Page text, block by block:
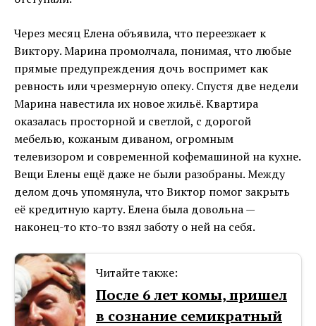
Через месяц Елена объявила, что переезжает к
Виктору. Марина промолчала, понимая, что любые
прямые предупреждения дочь воспримет как
ревность или чрезмерную опеку. Спустя две недели
Марина навестила их новое жильё. Квартира
оказалась просторной и светлой, с дорогой
мебелью, кожаным диваном, огромным
телевизором и современной кофемашиной на кухне.
Вещи Елены ещё даже не были разобраны. Между
делом дочь упомянула, что Виктор помог закрыть
её кредитную карту. Елена была довольна —
наконец-то кто-то взял заботу о ней на себя.
Читайте также:
После 6 лет комы, пришел
в сознание семикратный